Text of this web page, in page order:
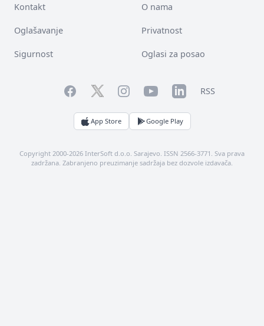
Kontakt O nama
Oglašavanje Privatnost
Sigurnost Oglasi za posao
FacebookTwitterInstagramYouTubeLinkedInRSS
App Store Google Play
Copyright 2000-2026 InterSoft d.o.o. Sarajevo. ISSN 2566-3771. Sva prava
zadržana. Zabranjeno preuzimanje sadržaja bez dozvole izdavača.